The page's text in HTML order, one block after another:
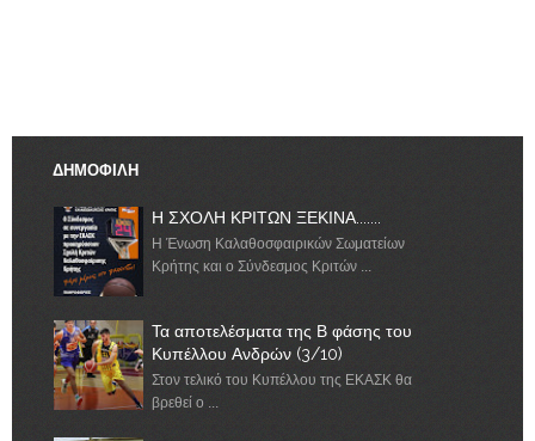
ΔΗΜΟΦΙΛΗ
Η ΣΧΟΛΗ ΚΡΙΤΩΝ ΞΕΚΙΝΑ.......
Η Ένωση Καλαθοσφαιρικών Σωματείων
Κρήτης και ο Σύνδεσμος Κριτών ...
Τα αποτελέσματα της Β φάσης του
Κυπέλλου Ανδρών (3/10)
Στον τελικό του Κυπέλλου της ΕΚΑΣΚ θα
βρεθεί ο ...